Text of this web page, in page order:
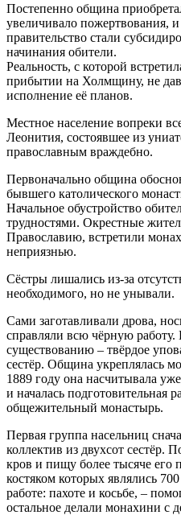
Постепенно община
увеличивало пожертвования,
правительство стали
начинания обители.
Реальность, с которой
прибытии на Холмщину, не
исполнение её планов.
Местное население вопреки
Леонития, состоявшее из
православным враждебно.
Первоначально община
бывшего католического
Начальное обустройство
трудностями. Окрестные
Православию, встретили
неприязнью.
Сёстры лишались из-за
необходимого, но не унывали.
Сами заготавливали дрова,
справляли всю чёрную работу.
существованию – твёрдое
сестёр. Община укреплялась
1889 году она насчитывала
и началась подготовительная
общежительный монастырь.
Первая группа насельниц
коллектив из двухсот сестёр.
кров и пищу более тысяче его
костяком которых являлись
работе: пахоте и косьбе, –
остальное делали монахини с